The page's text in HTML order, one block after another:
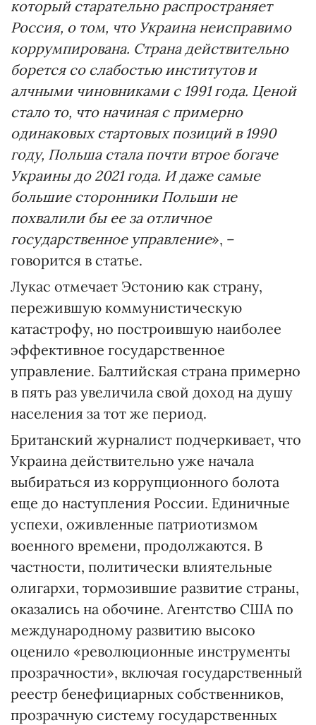
который старательно распространяет
Россия, о том, что Украина неисправимо
коррумпирована. Страна действительно
борется со слабостью институтов и
алчными чиновниками с 1991 года. Ценой
стало то, что начиная с примерно
одинаковых стартовых позиций в 1990
году, Польша стала почти втрое богаче
Украины до 2021 года. И даже самые
большие сторонники Польши не
похвалили бы ее за отличное
государственное управление», –
говорится в статье.
Лукас отмечает Эстонию как страну,
пережившую коммунистическую
катастрофу, но построившую наиболее
эффективное государственное
управление. Балтийская страна примерно
в пять раз увеличила свой доход на душу
населения за тот же период.
Британский журналист подчеркивает, что
Украина действительно уже начала
выбираться из коррупционного болота
еще до наступления России. Единичные
успехи, оживленные патриотизмом
военного времени, продолжаются. В
частности, политически влиятельные
олигархи, тормозившие развитие страны,
оказались на обочине. Агентство США по
международному развитию высоко
оценило «революционные инструменты
прозрачности», включая государственный
реестр бенефициарных собственников,
прозрачную систему государственных